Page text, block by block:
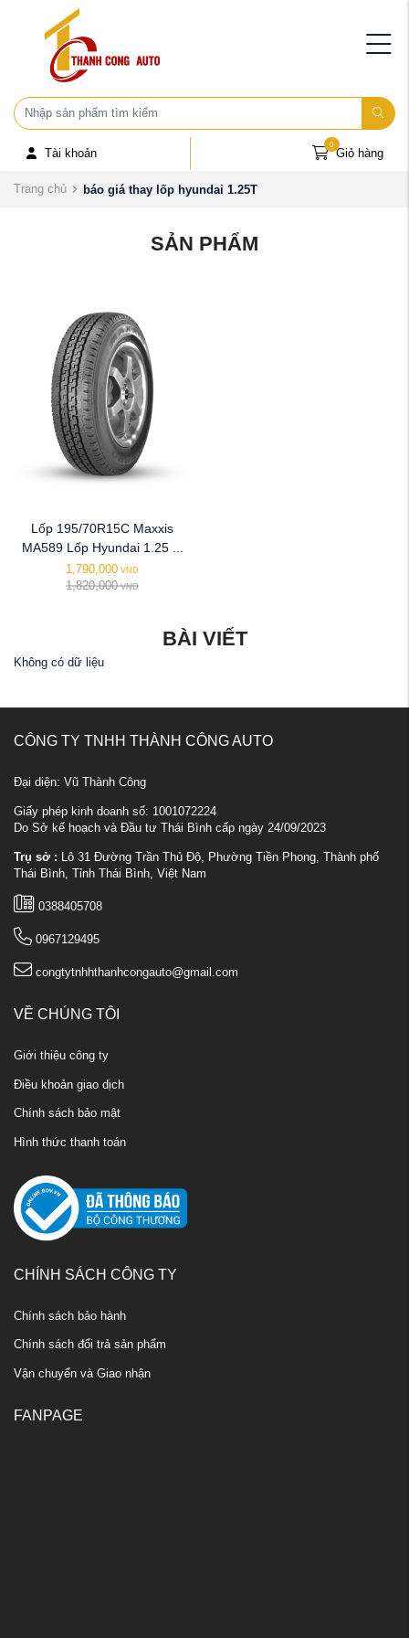
Tài khoản Giỏ hàng
0
Trang chủ báo giá thay lốp hyundai 1.25T
SẢN PHẨM
Lốp 195/70R15C Maxxis
MA589 Lốp Hyundai 1.25 ...
1,790,000 VND
1,820,000 VND
BÀI VIẾT
Không có dữ liệu
CÔNG TY TNHH THÀNH CÔNG AUTO
Đại diện: Vũ Thành Công
Giấy phép kinh doanh số: 1001072224
Do Sở kế hoạch và Đầu tư Thái Bình cấp ngày 24/09/2023
Trụ sở : Lô 31 Đường Trần Thủ Độ, Phường Tiền Phong, Thành phố
Thái Bình, Tỉnh Thái Bình, Việt Nam
0388405708
0967129495
congtytnhhthanhcongauto@gmail.com
VỀ CHÚNG TÔI
Giới thiệu công ty
Điều khoản giao dịch
Chính sách bảo mật
Hình thức thanh toán
CHÍNH SÁCH CÔNG TY
Chính sách bảo hành
Chính sách đổi trả sản phẩm
Vận chuyển và Giao nhận
FANPAGE